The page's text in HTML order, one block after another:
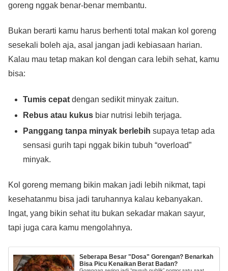
goreng nggak benar-benar membantu.
Bukan berarti kamu harus berhenti total makan kol goreng
sesekali boleh aja, asal jangan jadi kebiasaan harian.
Kalau mau tetap makan kol dengan cara lebih sehat, kamu
bisa:
Tumis cepat dengan sedikit minyak zaitun.
Rebus atau kukus biar nutrisi lebih terjaga.
Panggang tanpa minyak berlebih supaya tetap ada
sensasi gurih tapi nggak bikin tubuh “overload”
minyak.
Kol goreng memang bikin makan jadi lebih nikmat, tapi
kesehatanmu bisa jadi taruhannya kalau kebanyakan.
Ingat, yang bikin sehat itu bukan sekadar makan sayur,
tapi juga cara kamu mengolahnya.
Seberapa Besar "Dosa" Gorengan? Benarkah
Bisa Picu Kenaikan Berat Badan?